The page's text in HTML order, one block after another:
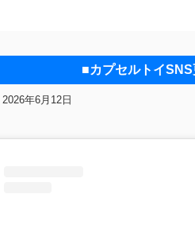
■カプセルトイ
2026年6月12日